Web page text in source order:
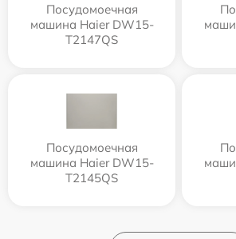
Посудомоечная
машина Haier DW15-
T2147QS
Посудомоечная
машина Haier DW15-
T2145QS